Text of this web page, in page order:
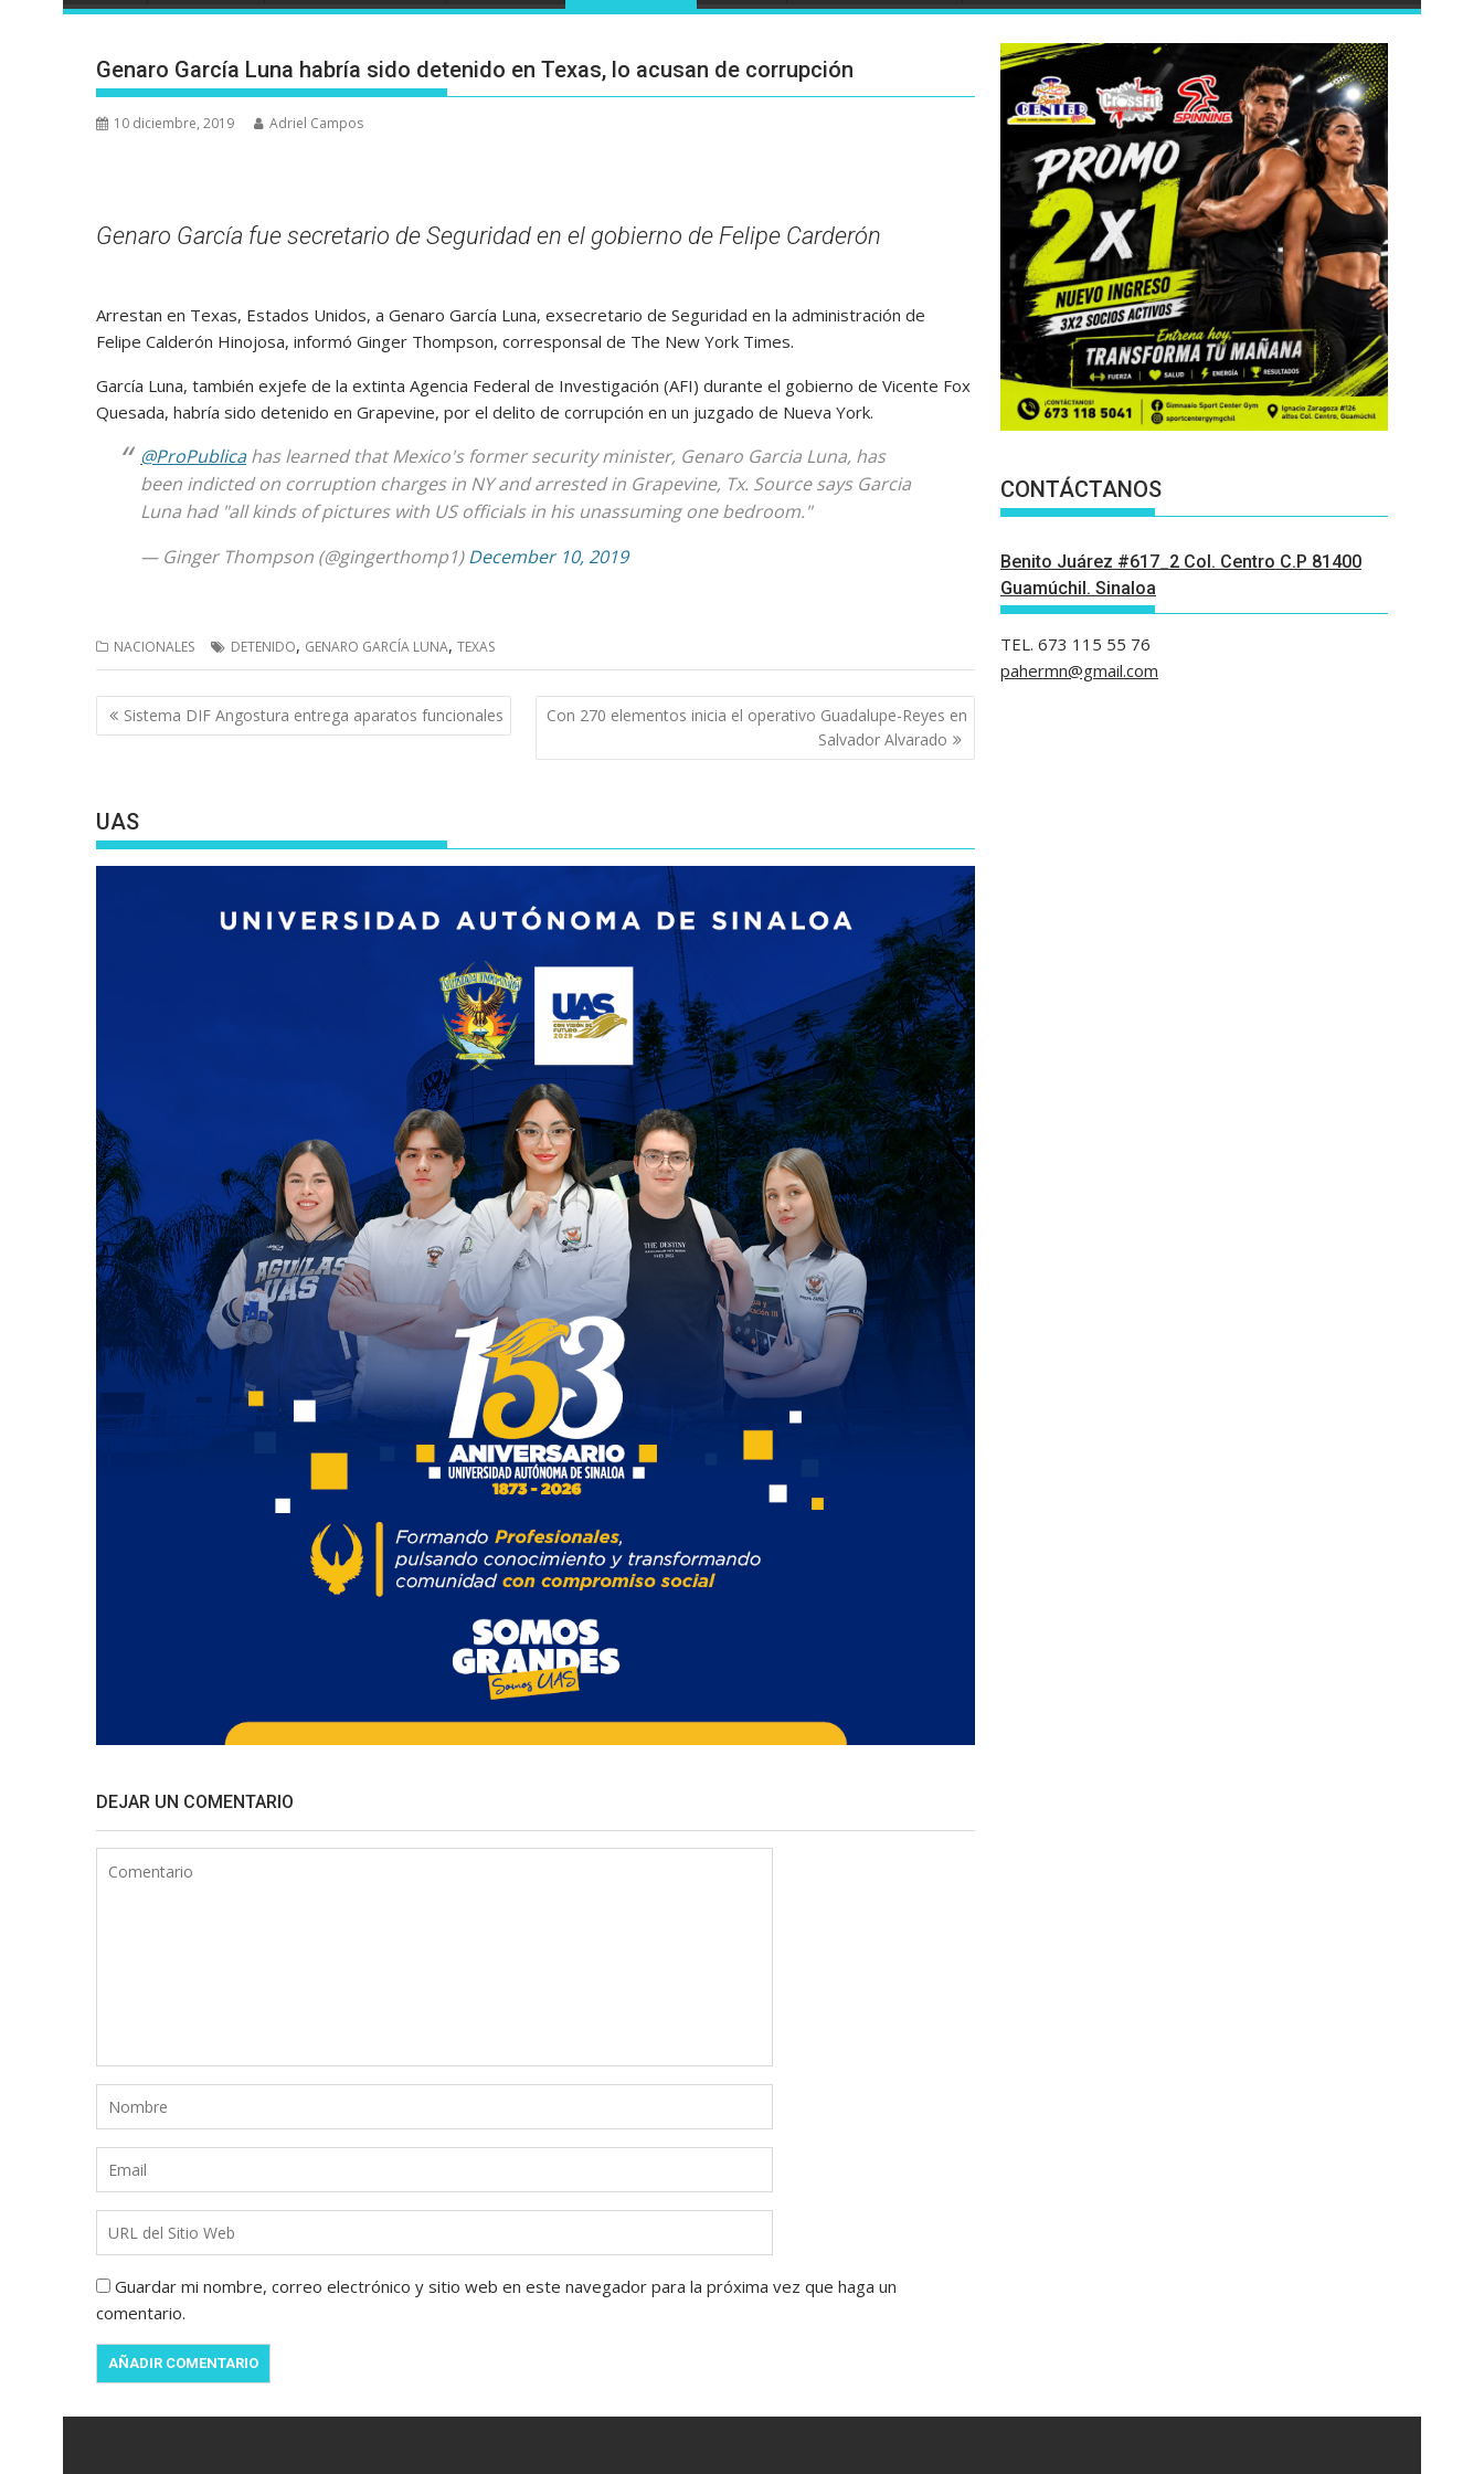
Genaro García Luna habría sido detenido en Texas, lo acusan de corrupción
10 diciembre, 2019 Adriel Campos
Genaro García fue secretario de Seguridad en el gobierno de Felipe Carderón
Arrestan en Texas, Estados Unidos, a Genaro García Luna, exsecretario de Seguridad en la administración de
Felipe Calderón Hinojosa, informó Ginger Thompson, corresponsal de The New York Times.
García Luna, también exjefe de la extinta Agencia Federal de Investigación (AFI) durante el gobierno de Vicente Fox
Quesada, habría sido detenido en Grapevine, por el delito de corrupción en un juzgado de Nueva York.
@ProPublicahas learned that Mexico's former security minister, Genaro Garcia Luna, has
been indicted on corruption charges in NY and arrested in Grapevine, Tx. Source says Garcia
Luna had "all kinds of pictures with US officials in his unassuming one bedroom."
— Ginger Thompson (@gingerthomp1)December 10, 2019
NACIONALES DETENIDO, GENARO GARCÍA LUNA, TEXAS
Navegación
de
Sistema DIF Angostura entrega aparatos funcionales
Con 270 elementos inicia el operativo Guadalupe-Reyes en
Salvador Alvarado
UAS
DEJAR UN COMENTARIO
Guardar mi nombre, correo electrónico y sitio web en este navegador para la próxima vez que haga un
comentario.
CONTÁCTANOS
Benito Juárez #617_2 Col. Centro C.P 81400
Guamúchil. Sinaloa
TEL. 673 115 55 76
pahermn@gmail.com